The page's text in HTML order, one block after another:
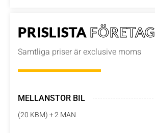
PRISLISTA FÖRETAG
Samtliga priser är exclusive moms
MELLANSTOR BIL
(20 KBM) + 2 MAN